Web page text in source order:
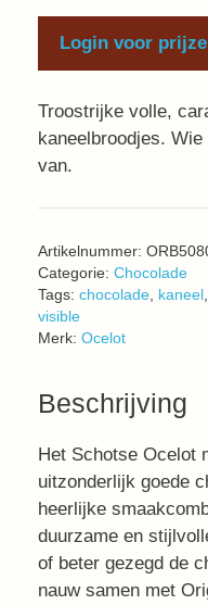
Login voor
Troostrijke volle,
kaneelbroodjes.
van.
Artikelnummer:
Categorie: Chocolade
Tags: chocolade kaneel
visible
Merk: Ocelot
Beschrijving
Het Schotse Ocelot
uitzonderlijk goede
heerlijke
duurzame en
of beter gezegd de
nauw samen met